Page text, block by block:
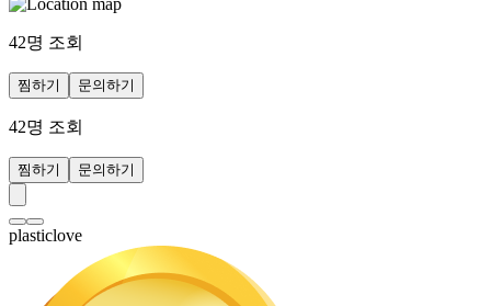
42명 조회
찜하기 문의하기
42명 조회
찜하기 문의하기
plasticlove